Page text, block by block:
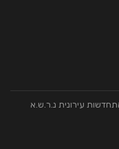
עירונית נ.ר.ש.א